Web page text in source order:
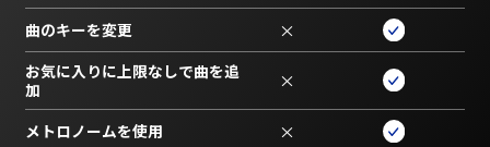
曲のキーを変更 ×
お気に入りに上限なしで曲を追
加
×
メトロノームを使用 ×